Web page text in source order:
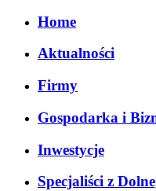
Home
Aktualności
Firmy
Gospodarka i
Inwestycje
Specjaliści z